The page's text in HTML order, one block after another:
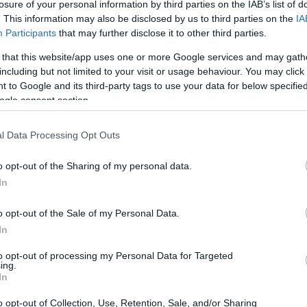
of your personal information by third parties on the IAB’s list of
This information may also be disclosed by us to third parties on the
Participants that may further disclose it to other third parties.
that this website/app uses one or more Google services and may
but not limited to your visit or usage behaviour. You may
to Google and its third-party tags to use your data for below
consent section.
Data Processing Opt Outs
opt-out of the Sharing of my personal data.
opt-out of the Sale of my Personal Data.
opt-out of processing my Personal Data for Targeted
opt-out of Collection, Use, Retention, Sale, and/or Sharing
ha reso nota della lista dei convocati per
comunicandola solo quattro ore prima del
giocatori, con le novità rappresentate dal
dallo svizzero Djibril Sow, entrambi assenti
squalifica per accumulo di cartellini
offre un sospiro di sollievo per
dove potrà contare anche su Juanlu,
fisici dovuti a un colpo all’anca,
agli allenamenti settimanali. Inoltre,
nella lista dopo essere stato in
L’unica assenza significativa nella rosa
Nianzou, il quale è stato sottoposto a
e non tornerà in campo per il
Nyland, Álvaro Fernández, Matías
Pedrosa, Gudelj, Agoumé, Lokonga,